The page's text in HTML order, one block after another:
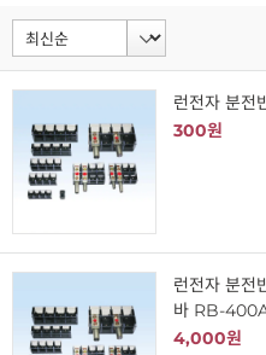
런전자 분전
300원
런전자 분전
바 RB-
4,000원